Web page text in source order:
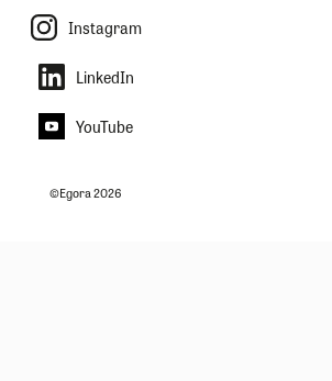
Instagram
LinkedIn
YouTube
©Egora 2026